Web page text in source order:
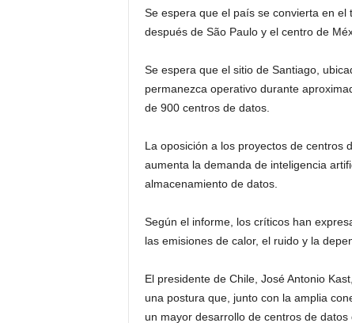
Se espera que el país se convierta en
después de São Paulo y el centro de
Se espera que el sitio de Santiago,
permanezca operativo durante
de 900 centros de datos.
La oposición a los proyectos de centros
aumenta la demanda de inteligencia
almacenamiento de datos.
Según el informe, los críticos han
las emisiones de calor, el ruido y la
El presidente de Chile, José Antonio
una postura que, junto con la amplia
un mayor desarrollo de centros de datos